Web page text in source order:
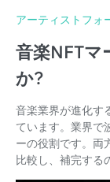
アーティストフォ
音楽NFT
か?
音楽業界が進化す
ています。業界で
ーの役割です。両
比較し、補完する